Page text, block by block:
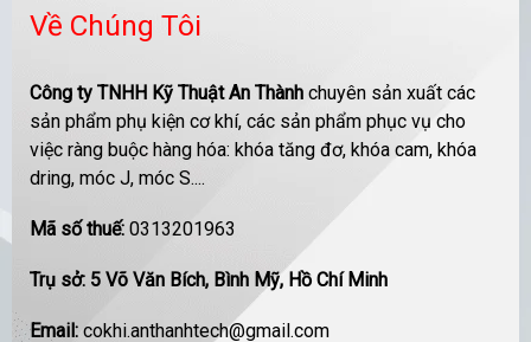
Về Chúng Tôi
Công ty TNHH Kỹ Thuật An Thành chuyên sản xuất các
sản phẩm phụ kiện cơ khí, các sản phẩm phục vụ cho
việc ràng buộc hàng hóa: khóa tăng đơ, khóa cam, khóa
dring, móc J, móc S....
Mã số thuế: 0313201963
Trụ sở: 5 Võ Văn Bích, Bình Mỹ, Hồ Chí Minh
Email: cokhi.anthanhtech@gmail.com